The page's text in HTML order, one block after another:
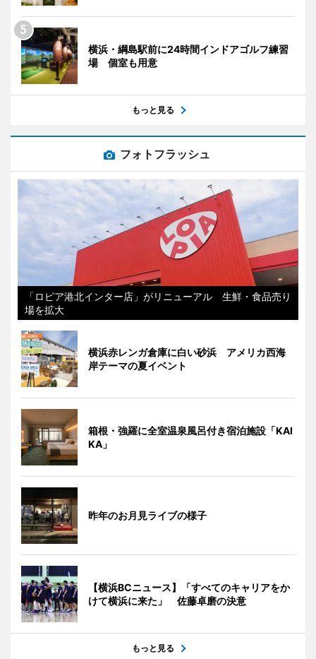
横浜・綱島駅前に24時間インドアゴルフ練習
場 個室も用意
もっと見る
フォトフラッシュ
「ロピア港北インター店」がリニューアル 生鮮・食品売り
場を拡大
横浜赤レンガ倉庫に白い砂浜 アメリカ西海
岸テーマの夏イベント
箱根・強羅に全室温泉風呂付き宿泊施設「KAI
KA」
昨年のお月見ライブの様子
【横浜BCニュース】「すべてのキャリアをか
けて横浜に来た」 佐藤卓磨の決意
もっと見る